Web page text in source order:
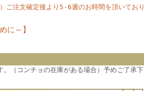
ご注文確定後より5-6週のお時間を頂いており
に～ 】
（コンチョの在庫がある場合）予めご了承下